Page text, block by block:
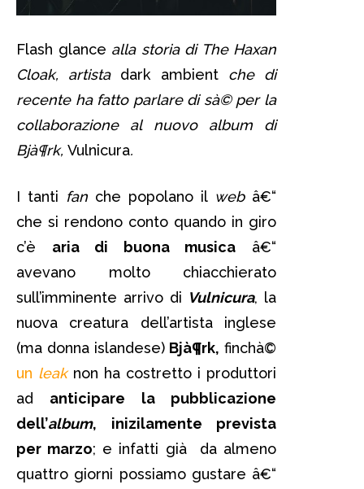
Flash glance alla storia di The Haxan
Cloak, artista dark ambientche di
recente ha fatto parlare di sà© per la
collaborazione al nuovo album di
Bjà¶rk, Vulnicura.
I tanti fan che popolano il webâ€“
che si rendono conto quando in giro
c’è aria di buona musica â€“
avevano molto chiacchierato
sull’imminente arrivo di Vulnicura, la
nuova creatura dell’artista inglese
(ma donna islandese) Bjà¶rk, finchà©
un leaknon ha costretto i produttori
ad anticipare la pubblicazione
dell’album, inizilamente prevista
per marzo; e infatti già da almeno
quattro giorni possiamo gustare â€“